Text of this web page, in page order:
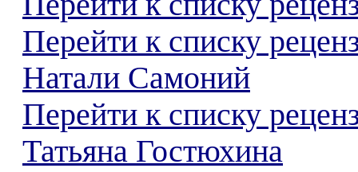
Перейти к списку
Натали Самоний
Перейти к списку
Татьяна Гостюхина